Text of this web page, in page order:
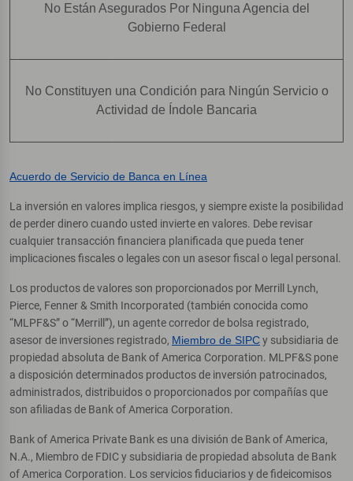
No Están Asegurados Por Ninguna Agencia del
Gobierno Federal
No Constituyen una Condición para Ningún Servicio o
Actividad de Índole Bancaria
Acuerdo de Servicio de Banca en Línea
La inversión en valores implica riesgos, y siempre existe la posibilidad
de perder dinero cuando usted invierte en valores. Debe revisar
cualquier transacción financiera planificada que pueda tener
implicaciones fiscales o legales con un asesor fiscal o legal personal.
Los productos de valores son proporcionados por Merrill Lynch,
Pierce, Fenner & Smith Incorporated (también conocida como
“MLPF&S” o “Merrill”), un agente corredor de bolsa registrado,
asesor de inversiones registrado, Miembro de SIPCy subsidiaria de
propiedad absoluta de Bank of America Corporation. MLPF&S pone
a disposición determinados productos de inversión patrocinados,
administrados, distribuidos o proporcionados por compañías que
son afiliadas de Bank of America Corporation.
Bank of America Private Bank es una división de Bank of America,
N.A., Miembro de FDIC y subsidiaria de propiedad absoluta de Bank
of America Corporation. Los servicios fiduciarios y de fideicomisos